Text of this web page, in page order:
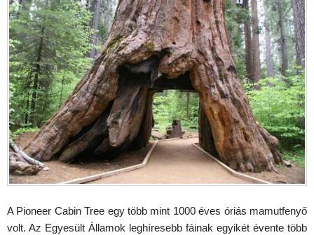
A Pioneer Cabin Tree egy több mint 1000 éves óriás mamutfenyő
volt. Az Egyesült Államok leghíresebb fáinak egyikét évente több